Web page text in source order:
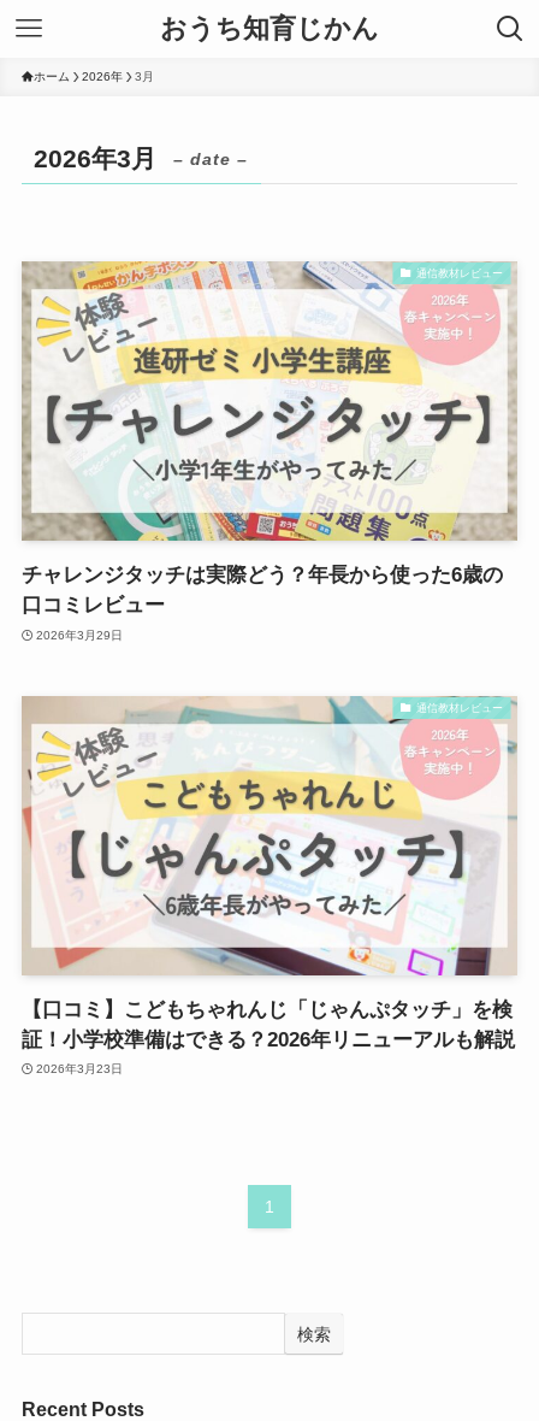
おうち知育じかん
ホーム 2026年 3月
2026年3月 – date –
通信教材レビュー
チャレンジタッチは実際どう？年長から使った6歳の
口コミレビュー
2026年3月29日
通信教材レビュー
【口コミ】こどもちゃれんじ「じゃんぷタッチ」を検
証！小学校準備はできる？2026年リニューアルも解説
2026年3月23日
1
検索
Recent Posts